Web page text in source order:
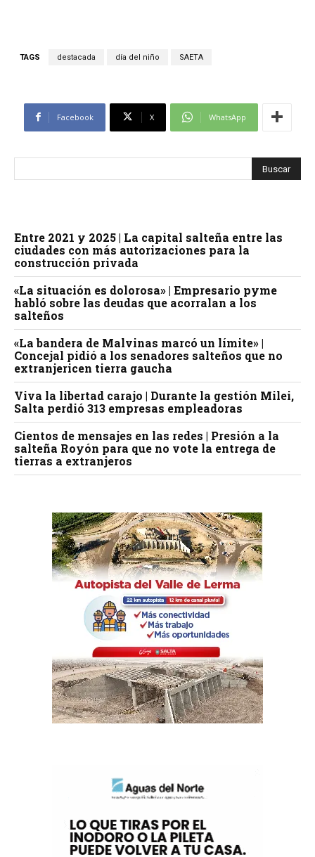
TAGS destacada día del niño SAETA
Facebook X WhatsApp
Entre 2021 y 2025 | La capital salteña entre las
ciudades con más autorizaciones para la
construcción privada
«La situación es dolorosa» | Empresario pyme
habló sobre las deudas que acorralan a los
salteños
«La bandera de Malvinas marcó un límite» |
Concejal pidió a los senadores salteños que no
extranjericen tierra gaucha
Viva la libertad carajo | Durante la gestión Milei,
Salta perdió 313 empresas empleadoras
Cientos de mensajes en las redes | Presión a la
salteña Royón para que no vote la entrega de
tierras a extranjeros